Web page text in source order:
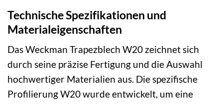
Technische Spezifikationen und
Materialeigenschaften
Das Weckman Trapezblech W20 zeichnet sich
durch seine präzise Fertigung und die Auswahl
hochwertiger Materialien aus. Die spezifische
Profilierung W20 wurde entwickelt, um eine